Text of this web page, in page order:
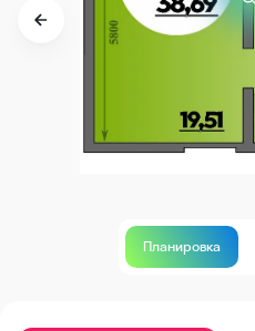
Планировка